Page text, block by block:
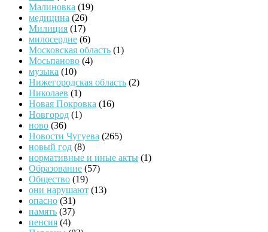
Малиновка (19)
медицина (26)
Милиция (17)
милосердие (6)
Московская область (1)
Мосьпаново (4)
музыка (10)
Нижегородская область (2)
Николаев (1)
Новая Покровка (16)
Новгород (1)
ново (36)
Новости Чугуева (265)
новый год (8)
нормативные и иные акты (1)
Образование (57)
Общество (19)
они нарушают (13)
опасно (31)
память (37)
пенсия (4)